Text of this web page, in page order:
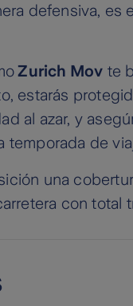
defensiva, es
Zurich Mov te
estarás
al azar, y
temporada de
una
con total